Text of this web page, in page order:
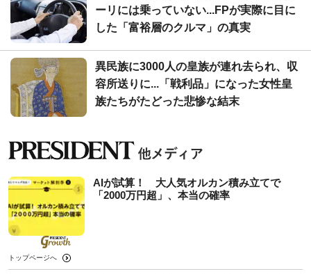
ーリには乗っていない...FPが実際に目に
した「富裕層のクルマ」の真実
異民族に3000人の皇族が連れ去られ、収
容所送りに...「戦利品」になった女性皇
族たちがたどった悲惨な結末
AIが試算！ 大人気オルカン積み立てで
「2000万円超」、本当の確率
トップページへ